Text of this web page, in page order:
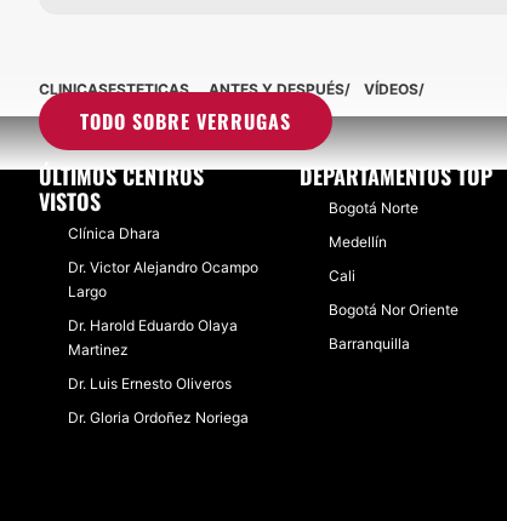
TODO SOBRE VERRUGAS
CLINICASESTETICAS ANTES Y DESPUÉS VÍDEOS
ÚLTIMOS CENTROS
VISTOS
Clínica Dhara
Dr. Victor Alejandro Ocampo
Largo
Dr. Harold Eduardo Olaya
Martinez
Dr. Luis Ernesto Oliveros
Dr. Gloria Ordoñez Noriega
DEPARTAMENTOS TOP
Bogotá Norte
Medellín
Cali
Bogotá Nor Oriente
Barranquilla